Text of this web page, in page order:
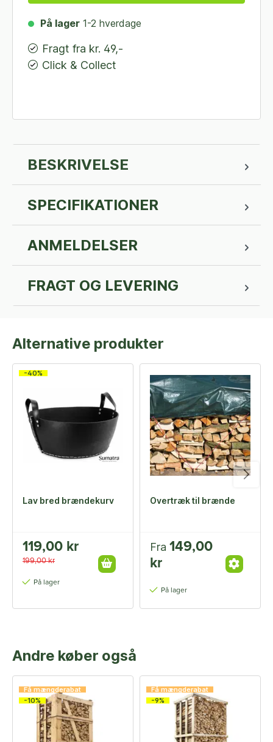
På lager 1-2 hverdage
Fragt fra kr. 49,-
Click & Collect
BESKRIVELSE
SPECIFIKATIONER
ANMELDELSER
FRAGT OG LEVERING
Alternative produkter
-40%
Lav bred brændekurv
119,00 kr
199,00 kr
På lager
Overtræk til brænde
Fra 149,00
kr
På lager
Andre køber også
Få mængderabat
-10%
Få mængderabat
-9%